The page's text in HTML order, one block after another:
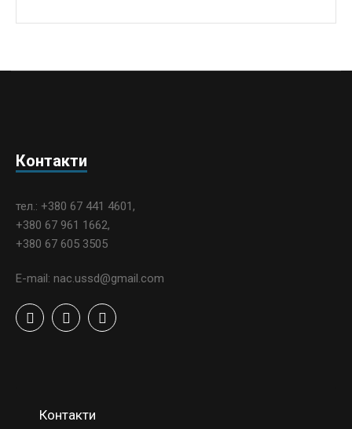
Контакти
тел.: +380 67 441 4601,
+380 67 961 1662,
+380 67 605 3505
E-mail: nac.ussd@gmail.com
Контакти